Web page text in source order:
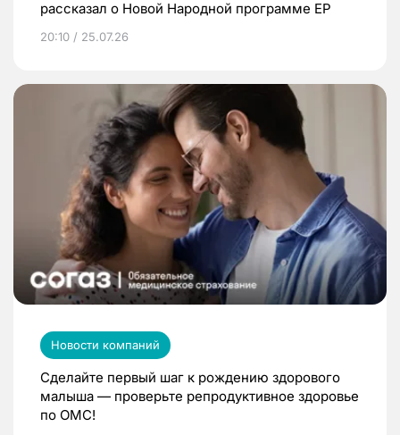
рассказал о Новой Народной программе ЕР
20:10 / 25.07.26
Новости компаний
Сделайте первый шаг к рождению здорового
малыша — проверьте репродуктивное здоровье
по ОМС!